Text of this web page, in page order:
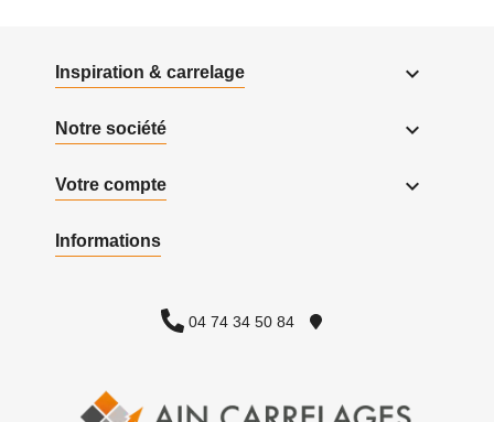
Inspiration & carrelage 
Notre société 
Votre compte 
Informations
04 74 34 50 84